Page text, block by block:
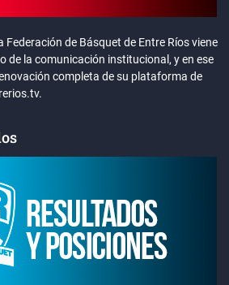
Federación de Básquet de Entre Ríos viene
de la comunicación institucional, y en ese
completa de su plataforma de